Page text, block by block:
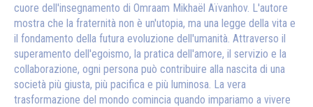
cuore dell'insegnamento di Omraam Mikhaël Aïvanhov. L'autore
mostra che la fraternità non è un'utopia, ma una legge della vita e
il fondamento della futura evoluzione dell'umanità. Attraverso il
superamento dell'egoismo, la pratica dell'amore, il servizio e la
collaborazione, ogni persona può contribuire alla nascita di una
società più giusta, più pacifica e più luminosa. La vera
trasformazione del mondo comincia quando impariamo a vivere